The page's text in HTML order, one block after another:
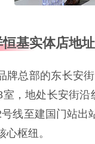
基实体店地
牌总部的东长安
室，地处长安街
线至建国门站出
心枢纽。